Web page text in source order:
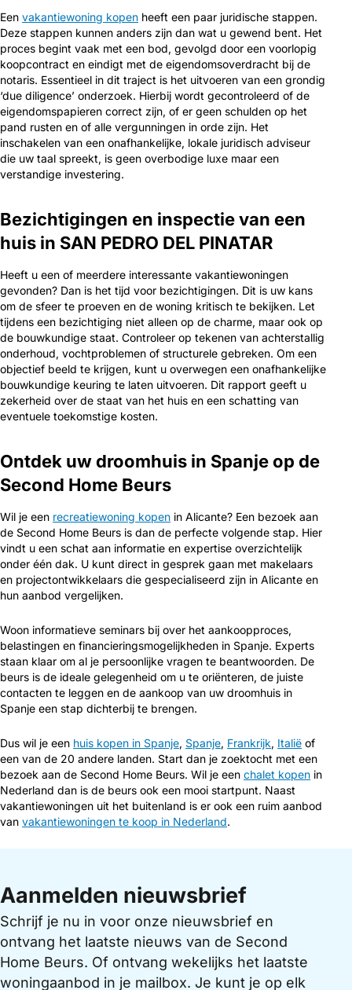
Een vakantiewoning kopen heeft een paar juridische stappen.
Deze stappen kunnen anders zijn dan wat u gewend bent. Het
proces begint vaak met een bod, gevolgd door een voorlopig
koopcontract en eindigt met de eigendomsoverdracht bij de
notaris. Essentieel in dit traject is het uitvoeren van een grondig
‘due diligence’ onderzoek. Hierbij wordt gecontroleerd of de
eigendomspapieren correct zijn, of er geen schulden op het
pand rusten en of alle vergunningen in orde zijn. Het
inschakelen van een onafhankelijke, lokale juridisch adviseur
die uw taal spreekt, is geen overbodige luxe maar een
verstandige investering.
Bezichtigingen en inspectie van een
huis in SAN PEDRO DEL PINATAR
Heeft u een of meerdere interessante vakantiewoningen
gevonden? Dan is het tijd voor bezichtigingen. Dit is uw kans
om de sfeer te proeven en de woning kritisch te bekijken. Let
tijdens een bezichtiging niet alleen op de charme, maar ook op
de bouwkundige staat. Controleer op tekenen van achterstallig
onderhoud, vochtproblemen of structurele gebreken. Om een
objectief beeld te krijgen, kunt u overwegen een onafhankelijke
bouwkundige keuring te laten uitvoeren. Dit rapport geeft u
zekerheid over de staat van het huis en een schatting van
eventuele toekomstige kosten.
Ontdek uw droomhuis in Spanje op de
Second Home Beurs
Wil je een recreatiewoning kopen in Alicante? Een bezoek aan
de Second Home Beurs is dan de perfecte volgende stap. Hier
vindt u een schat aan informatie en expertise overzichtelijk
onder één dak. U kunt direct in gesprek gaan met makelaars
en projectontwikkelaars die gespecialiseerd zijn in Alicante en
hun aanbod vergelijken.
Woon informatieve seminars bij over het aankoopproces,
belastingen en financieringsmogelijkheden in Spanje. Experts
staan klaar om al je persoonlijke vragen te beantwoorden. De
beurs is de ideale gelegenheid om u te oriënteren, de juiste
contacten te leggen en de aankoop van uw droomhuis in
Spanje een stap dichterbij te brengen.
Dus wil je een huis kopen in Spanje, Spanje, Frankrijk, Italië of
een van de 20 andere landen. Start dan je zoektocht met een
bezoek aan de Second Home Beurs. Wil je een chalet kopen in
Nederland dan is de beurs ook een mooi startpunt. Naast
vakantiewoningen uit het buitenland is er ook een ruim aanbod
van vakantiewoningen te koop in Nederland.
Aanmelden nieuwsbrief
Schrijf je nu in voor onze nieuwsbrief en
ontvang het laatste nieuws van de Second
Home Beurs. Of ontvang wekelijks het laatste
woningaanbod in je mailbox. Je kunt je op elk